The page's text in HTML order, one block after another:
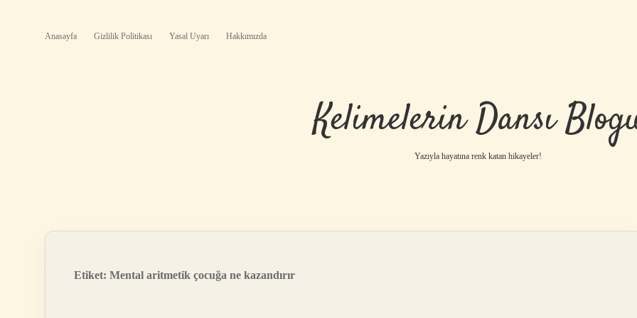
Anasayfa Gizlilik Politikası Yasal Uyarı Hakkımızda
Kelimelerin Dansı
Yazıyla hayatına renk katan hikayeler!
Etiket: Mental aritmetik çocuğa ne kazandırır